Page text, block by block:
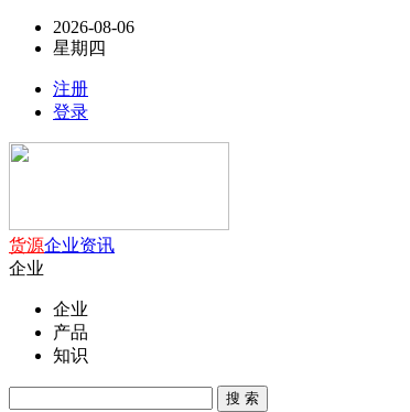
2026-08-06
星期四
注册
登录
货源企业资讯
企业
企业
产品
知识
搜 索